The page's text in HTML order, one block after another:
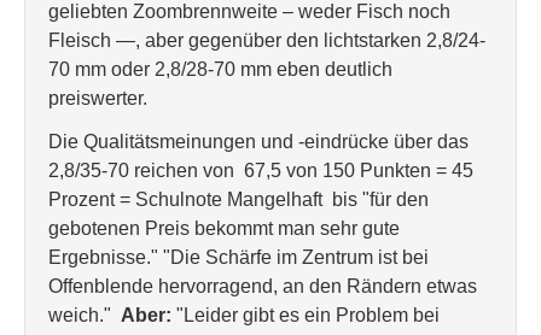
geliebten Zoombrennweite – weder Fisch noch
Fleisch —, aber gegenüber den lichtstarken 2,8/24-
70 mm oder 2,8/28-70 mm eben deutlich
preiswerter.
Die Qualitätsmeinungen und -eindrücke über das
2,8/35-70 reichen von 67,5 von 150 Punkten = 45
Prozent = Schulnote Mangelhaft bis "für den
gebotenen Preis bekommt man sehr gute
Ergebnisse." "Die Schärfe im Zentrum ist bei
Offenblende hervorragend, an den Rändern etwas
weich." Aber: "Leider gibt es ein Problem bei